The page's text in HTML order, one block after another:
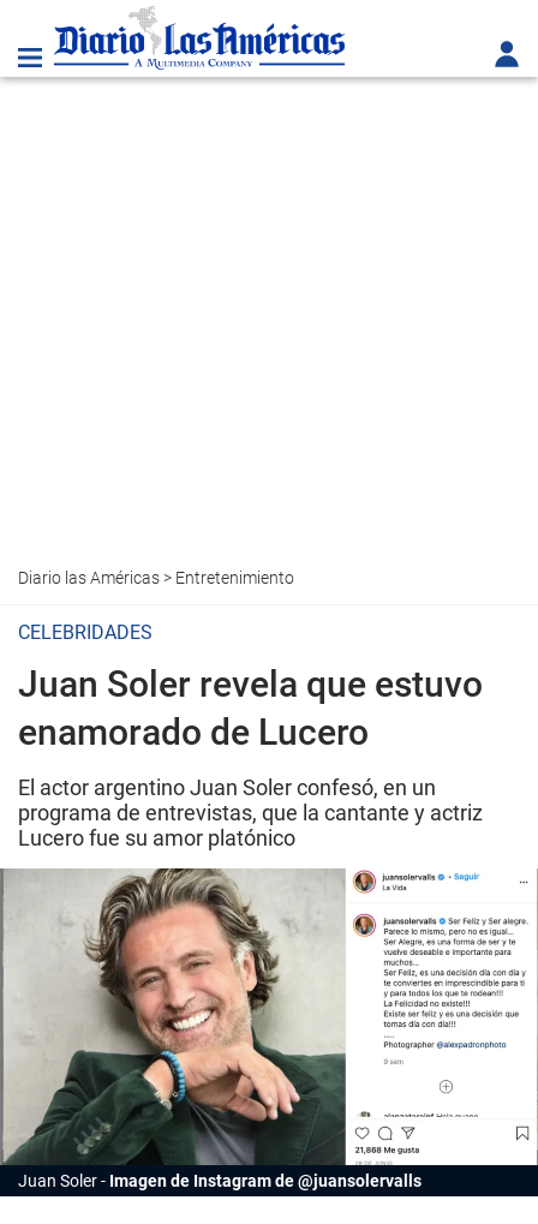
Diario las Américas> Entretenimiento
CELEBRIDADES
Juan Soler revela que estuvo
enamorado de Lucero
El actor argentino Juan Soler confesó, en un
programa de entrevistas, que la cantante y actriz
Lucero fue su amor platónico
Juan Soler Imagen de Instagram de @juansolervalls